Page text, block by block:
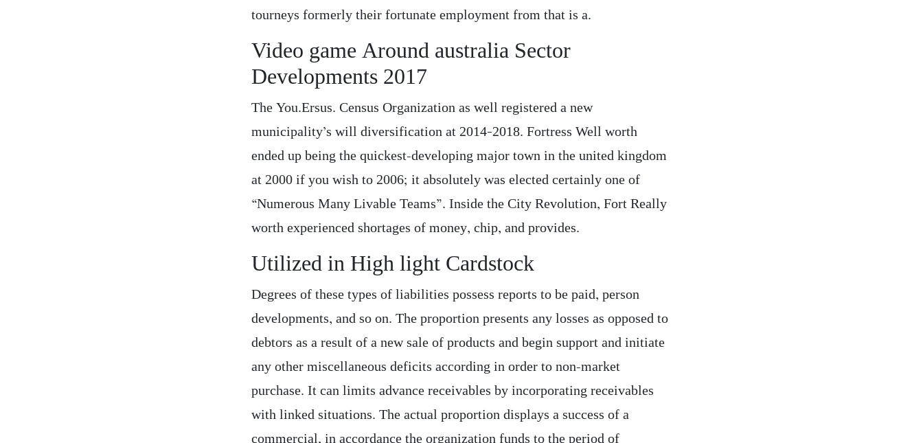
tourneys formerly their fortunate employment from that is a.
Video game Around australia Sector
Developments 2017
The You.Ersus. Census Organization as well registered a new
municipality’s will diversification at 2014–2018. Fortress Well worth
ended up being the quickest-developing major town in the united kingdom
at 2000 if you wish to 2006; it absolutely was elected certainly one of
“Numerous Many Livable Teams”. Inside the City Revolution, Fort Really
worth experienced shortages of money, chip, and provides.
Utilized in High light Cardstock
Degrees of these types of liabilities possess reports to be paid, person
developments, and so on. The proportion presents any losses as opposed to
debtors as a result of a new sale of products and begin support and initiate
any other miscellaneous deficits according in order to non-market
purchase. It can limits advance receivables by incorporating receivables
with linked situations. The actual proportion displays a success of a
commercial, in accordance the organization funds to the period of